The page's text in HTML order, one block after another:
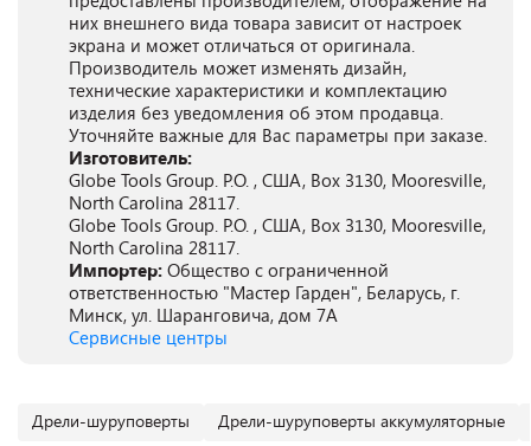
них внешнего вида товара зависит от настроек
экрана и может отличаться от оригинала.
Производитель может изменять дизайн,
технические характеристики и комплектацию
изделия без уведомления об этом продавца.
Уточняйте важные для Вас параметры при заказе.
Изготовитель:
Globe Tools Group. P.O. , США, Box 3130, Mooresville,
North Carolina 28117.
Globe Tools Group. P.O. , США, Box 3130, Mooresville,
North Carolina 28117.
Импортер: Общество с ограниченной
ответственностью "Мастер Гарден", Беларусь, г.
Минск, ул. Шаранговича, дом 7А
Сервисные центры
Дрели-шуруповерты Дрели-шуруповерты аккумуляторные